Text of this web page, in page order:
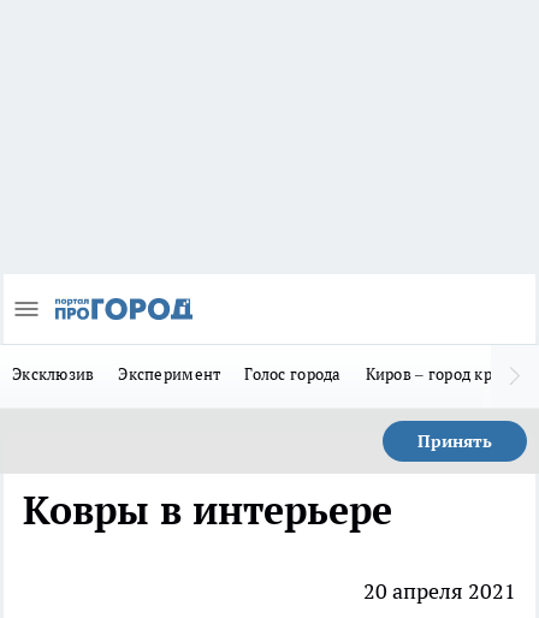
Эксклюзив Эксперимент Голос города Киров – город
Принять
Ковры в интерьере
20 апреля 2021